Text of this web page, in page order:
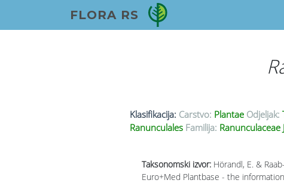
FLORA RS
Klasifikacija: Carstvo: Plantae Odjeljak:
Ranunculales Familija: Ranunculaceae
Taksonomski izvor: Hörandl, E. &
Euro+Med Plantbase - the